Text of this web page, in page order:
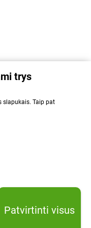
tvarkymu.
trys
slapukais. Taip pat
neveiks tinkamai.
required cookie.
Patvirtinti visus
kopijuoti ir platinti svetainėje